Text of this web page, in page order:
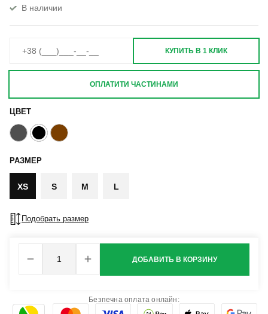
В наличии
ЦВЕТ
РАЗМЕР
XS S M L
Подобрать размер
ДОБАВИТЬ В КОРЗИНУ
КУПИТЬ В 1 КЛИК
ОПЛАТИТИ ЧАСТИНАМИ
Безпечна оплата онлайн: